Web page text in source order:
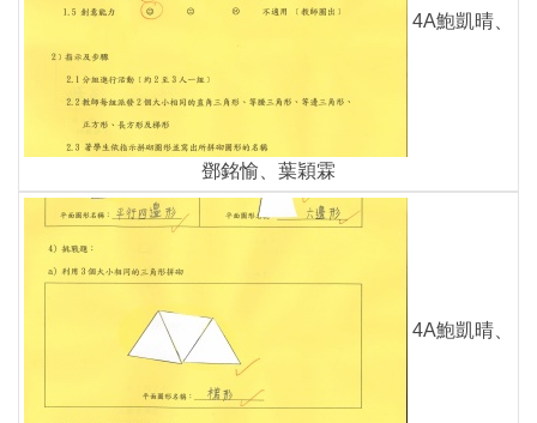
4A鮑凱晴、
鄧銘愉、葉穎霖
4A鮑凱晴、